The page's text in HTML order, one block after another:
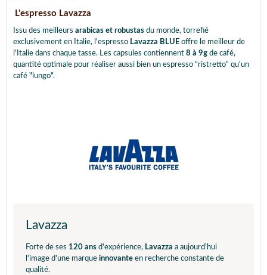
L'espresso Lavazza
Issu des meilleurs arabicas et robustas du monde, torrefié
exclusivement en Italie, l'espresso Lavazza BLUE offre le meilleur de
l'Italie dans chaque tasse. Les capsules contiennent 8 à 9g de café,
quantité optimale pour réaliser aussi bien un espresso "ristretto" qu'un
café "lungo".
Lavazza
Forte de ses 120 ans d'expérience, Lavazza a aujourd'hui
l'image d'une marque innovante en recherche constante de
qualité.